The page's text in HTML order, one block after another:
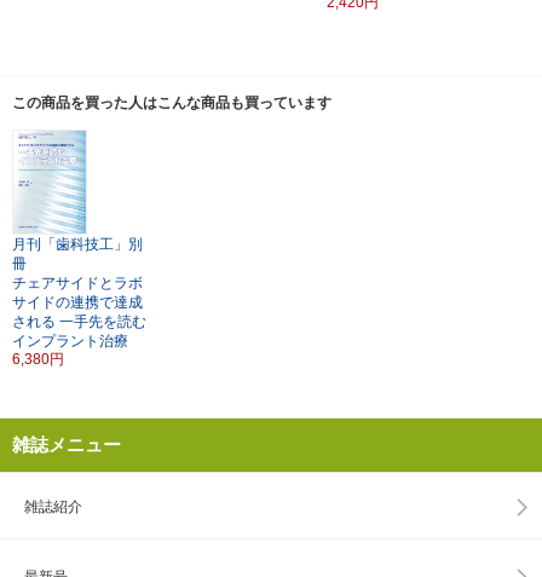
この商品を買った人はこんな商品も買っています
月刊「歯科技工」別
冊
チェアサイドとラボ
サイドの連携で達成
される 一手先を読む
インプラント治療
6,380円
雑誌メニュー
雑誌紹介